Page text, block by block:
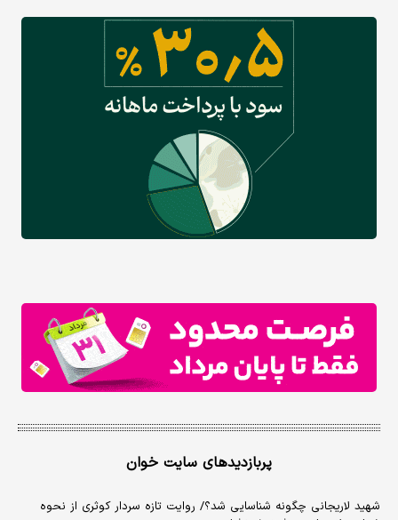
پربازدیدهای سایت خوان
شهید لاریجانی چگونه شناسایی شد؟/ روایت تازه سردار کوثری از نحوه